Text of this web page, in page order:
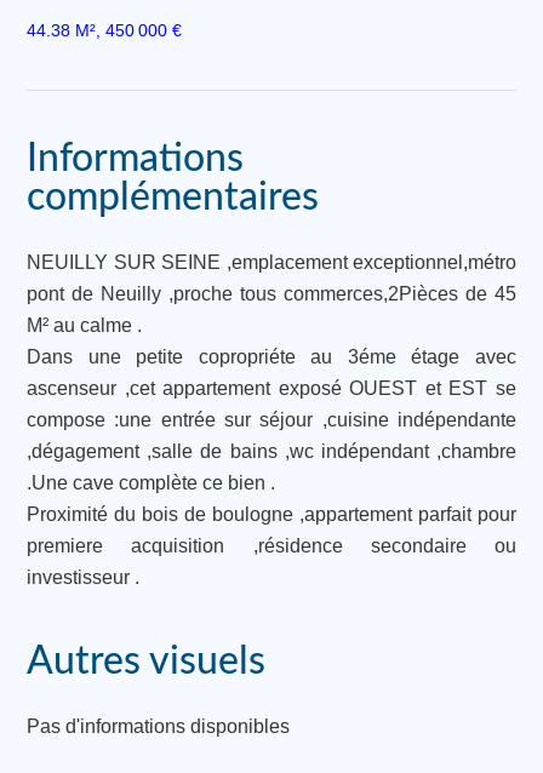
44.38 M², 450 000 €
Informations
complémentaires
NEUILLY SUR SEINE ,emplacement exceptionnel,métro
pont de Neuilly ,proche tous commerces,2Pièces de 45
M² au calme .
Dans une petite copropriéte au 3éme étage avec
ascenseur ,cet appartement exposé OUEST et EST se
compose :une entrée sur séjour ,cuisine indépendante
,dégagement ,salle de bains ,wc indépendant ,chambre
.Une cave complète ce bien .
Proximité du bois de boulogne ,appartement parfait pour
premiere acquisition ,résidence secondaire ou
investisseur .
Autres visuels
Pas d'informations disponibles